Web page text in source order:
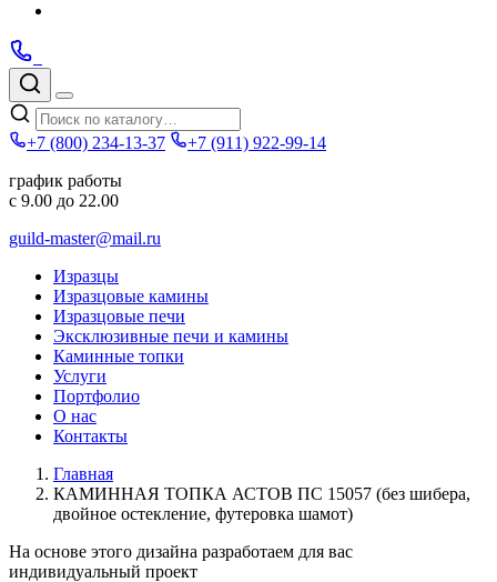
Позвонить
Поиск
по
каталогу
Меню
+7 (800) 234-13-37
+7 (911) 922-99-14
график работы
с 9.00 до 22.00
guild-master@mail.ru
Изразцы
Изразцовые камины
Изразцовые печи
Эксклюзивные печи и камины
Каминные топки
Услуги
Портфолио
О нас
Контакты
Главная
КАМИННАЯ ТОПКА АСТОВ ПС 15057 (без шибера,
двойное остекление, футеровка шамот)
На основе этого дизайна разработаем для вас
индивидуальный проект